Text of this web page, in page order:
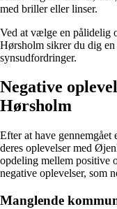
med briller eller linser.
Ved at vælge en pålidelig
Hørsholm sikrer du dig
synsudfordringer.
Negative
Hørsholm
Efter at have
deres oplevelser med
opdeling mellem positive
negative oplevelser, som
Manglende